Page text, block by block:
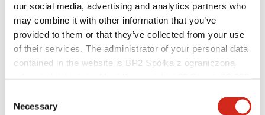
our social media, advertising and analytics partners who
may combine it with other information that you’ve
provided to them or that they’ve collected from your use
of their services. The administrator of your personal data
contained in the website is BP2 Spółka z ograniczoną
121387608.
Selection
Necessary